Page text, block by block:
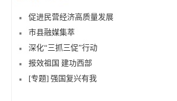
促进民营经济高质量发展
市县融媒集萃
深化“三抓三促”行动
报效祖国 建功西部
[专题] 强国复兴有我